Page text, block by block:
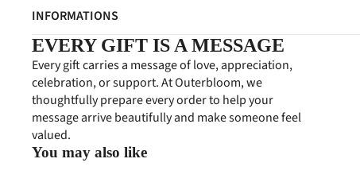
INFORMATIONS
EVERY GIFT IS A MESSAGE
Every gift carries a message of love, appreciation,
celebration, or support. At Outerbloom, we
thoughtfully prepare every order to help your
message arrive beautifully and make someone feel
valued.
You may also like